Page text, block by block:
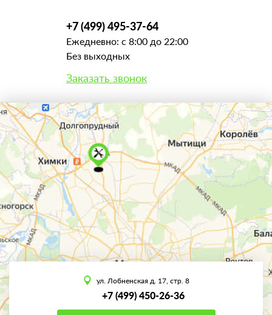
+7 (499) 495-37-64
Ежедневно: с 8:00 до 22:00
Без выходных
Заказать звонок
ул. Лобненская д. 17, стр. 8
+7 (499) 450-26-36